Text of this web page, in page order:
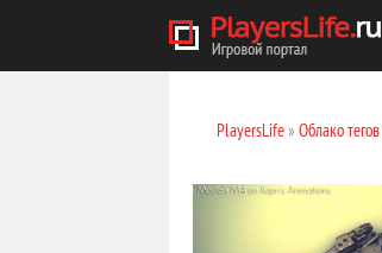
PlayersLife» Облако тегов